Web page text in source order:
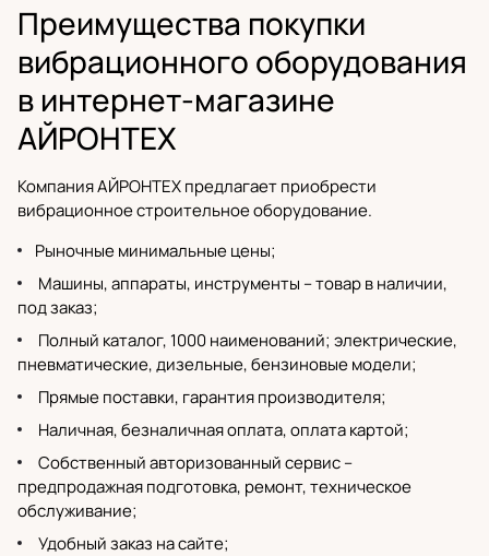
Преимущества покупки
вибрационного оборудования
в интернет-магазине
АЙРОНТЕХ
Компания АЙРОНТЕХ предлагает приобрести
вибрационное строительное оборудование.
Рыночные минимальные цены;
Машины, аппараты, инструменты – товар в наличии,
под заказ;
Полный каталог, 1000 наименований; электрические,
пневматические,дизельные,бензиновые модели;
Прямые поставки, гарантия производителя;
Наличная, безналичная оплата, оплата картой;
Собственныйавторизованный сервис–
предпродажная подготовка, ремонт, техническое
обслуживание;
Удобный заказ на сайте;